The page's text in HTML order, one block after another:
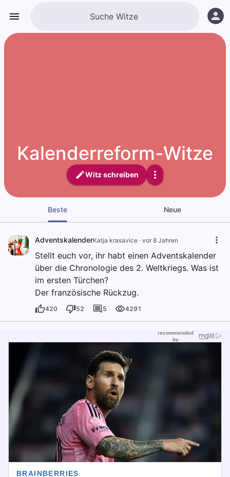
Kalenderreform-Witze
Witz schreiben
Beste Neue
AdventskalenderKatja krasavice · vor 8 Jahren
Stellt euch vor, ihr habt einen Adventskalender
über die Chronologie des 2. Weltkriegs. Was ist
im ersten Türchen?
Der französische Rückzug.
420 52 5 4291